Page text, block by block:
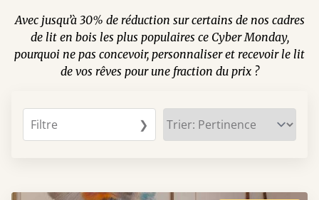
Avec jusqu’à 30% de réduction sur certains de nos cadres
de lit en bois les plus populaires ce Cyber Monday,
pourquoi ne pas concevoir, personnaliser et recevoir le lit
de vos rêves pour une fraction du prix ?
Filtre ❯